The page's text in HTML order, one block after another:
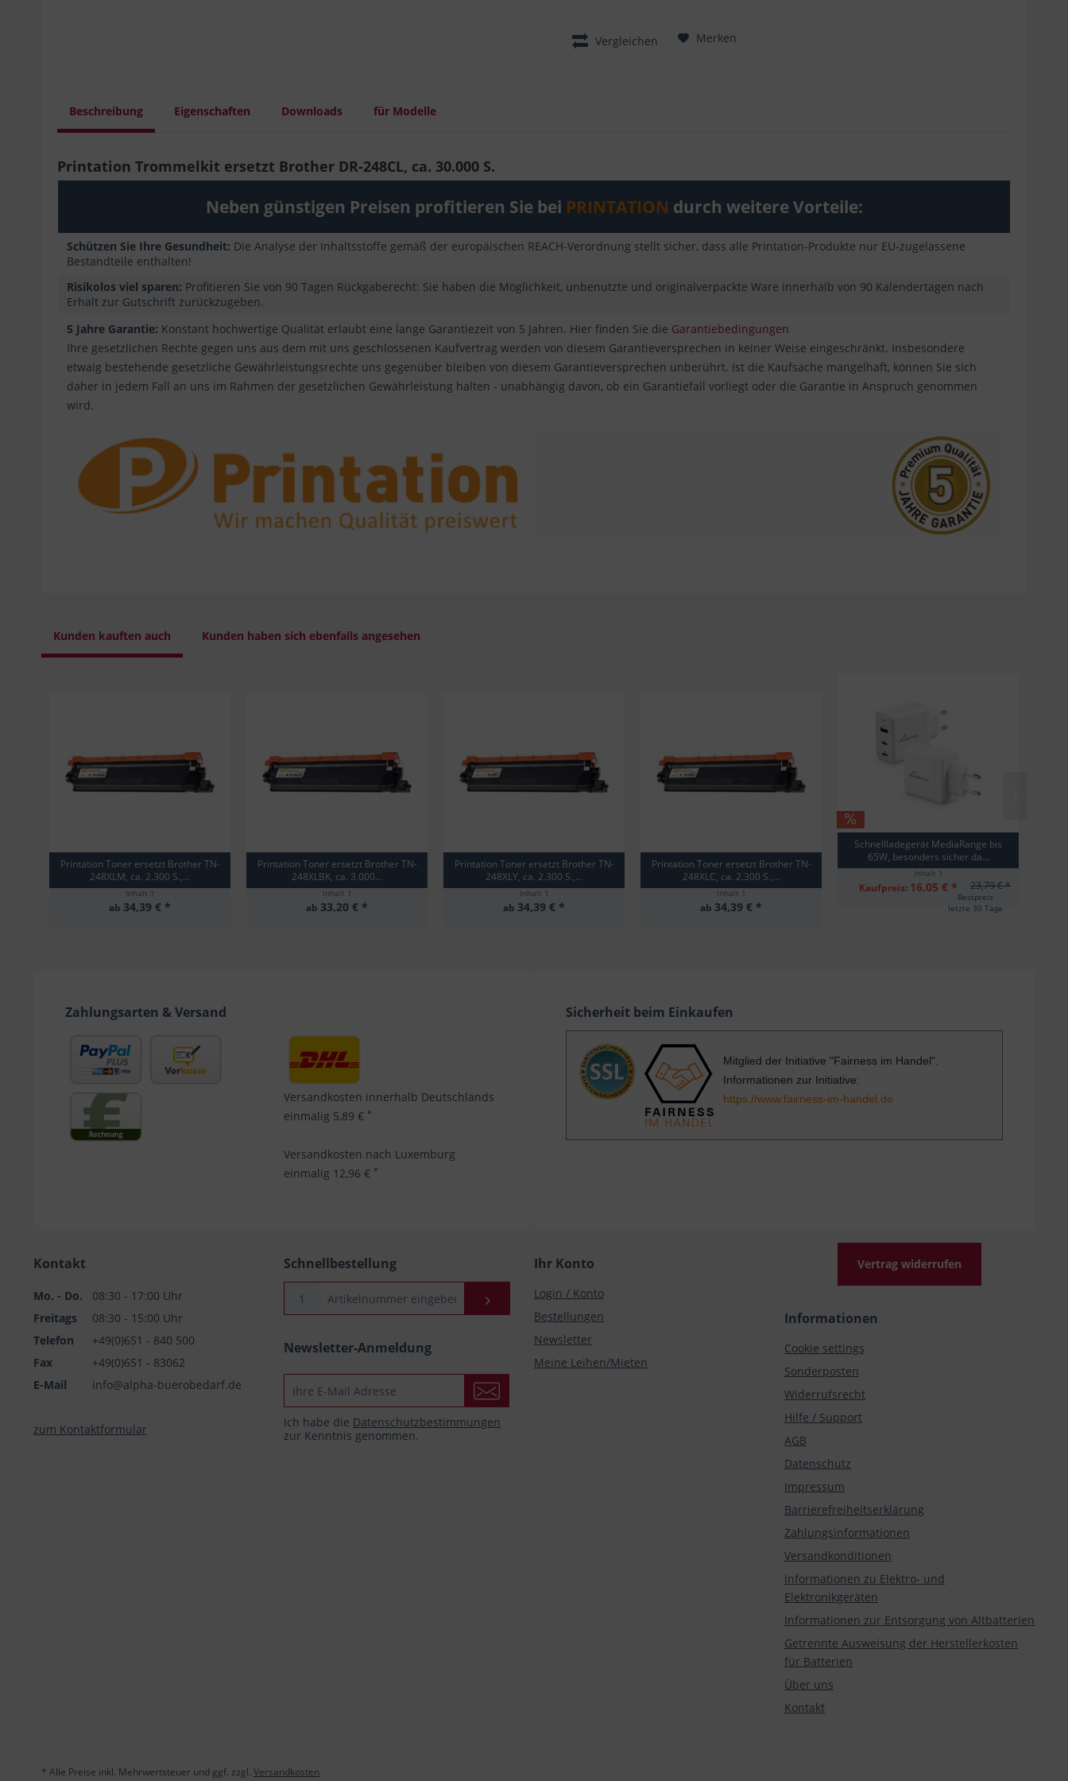
Vergleichen Merken
Beschreibung Eigenschaften Downloads für Modelle
Printation Trommelkit ersetzt Brother DR-248CL, ca. 30.000 S.
Neben günstigen Preisen profitieren Sie bei PRINTATION durch weitere Vorteile:
Schützen Sie Ihre Gesundheit: Die Analyse der Inhaltsstoffe gemäß der europäischen REACH-Verordnung stellt sicher, dass alle Printation-Produkte nur EU-zugelassene
Bestandteile enthalten!
Risikolos viel sparen: Profitieren Sie von 90 Tagen Rückgaberecht: Sie haben die Möglichkeit, unbenutzte und originalverpackte Ware innerhalb von 90 Kalendertagen nach
Erhalt zur Gutschrift zurückzugeben.
5 Jahre Garantie: Konstant hochwertige Qualität erlaubt eine lange Garantiezeit von 5 Jahren. Hier finden Sie die Garantiebedingungen
Ihre gesetzlichen Rechte gegen uns aus dem mit uns geschlossenen Kaufvertrag werden von diesem Garantieversprechen in keiner Weise eingeschränkt. Insbesondere
etwaig bestehende gesetzliche Gewährleistungsrechte uns gegenüber bleiben von diesem Garantieversprechen unberührt. Ist die Kaufsache mangelhaft, können Sie sich
daher in jedem Fall an uns im Rahmen der gesetzlichen Gewährleistung halten - unabhängig davon, ob ein Garantiefall vorliegt oder die Garantie in Anspruch genommen
wird.
Kunden kauften auch Kunden haben sich ebenfalls angesehen
Printation Toner ersetzt Brother TN-
248XLM, ca. 2.300 S.,...
Inhalt 1
ab 34,39 € *
Printation Toner ersetzt Brother TN-
248XLBK, ca. 3.000...
Inhalt 1
ab 33,20 € *
Printation Toner ersetzt Brother TN-
248XLY, ca. 2.300 S.,...
Inhalt 1
ab 34,39 € *
Printation Toner ersetzt Brother TN-
248XLC, ca. 2.300 S.,...
Inhalt 1
ab 34,39 € *
Schnellladegerät MediaRange bis
65W, besonders sicher da...
Inhalt 1
Kaufpreis: 16,05 € * 23,79 € *
Bestpreis
letzte 30 Tage
Zahlungsarten & Versand
Versandkosten innerhalb Deutschlands
einmalig 5,89 € *
Versandkosten nach Luxemburg
einmalig 12,96 € *
Sicherheit beim Einkaufen
Mitglied der Initiative "Fairness im Handel".
Informationen zur Initiative:
https://www.fairness-im-handel.de
Kontakt
Mo. - Do.
08:30 - 17:00 Uhr
Freitags
08:30 - 15:00 Uhr
Telefon
+49(0)651 - 840 500
Fax
+49(0)651 - 83062
E-Mail
info@alpha-buerobedarf.de
zum Kontaktformular
Schnellbestellung
Newsletter-Anmeldung
Ich habe die Datenschutzbestimmungen
zur Kenntnis genommen.
Ihr Konto
Login / Konto
Bestellungen
Newsletter
Meine Leihen/Mieten
Vertrag widerrufen
Informationen
Cookie settings
Sonderposten
Widerrufsrecht
Hilfe / Support
AGB
Datenschutz
Impressum
Barrierefreiheitserklärung
Zahlungsinformationen
Versandkonditionen
Informationen zu Elektro- und
Elektronikgeräten
Informationen zur Entsorgung von Altbatterien
Getrennte Ausweisung der Herstellerkosten
für Batterien
Über uns
Kontakt
* Alle Preise inkl. Mehrwertsteuer und ggf. zzgl. Versandkosten